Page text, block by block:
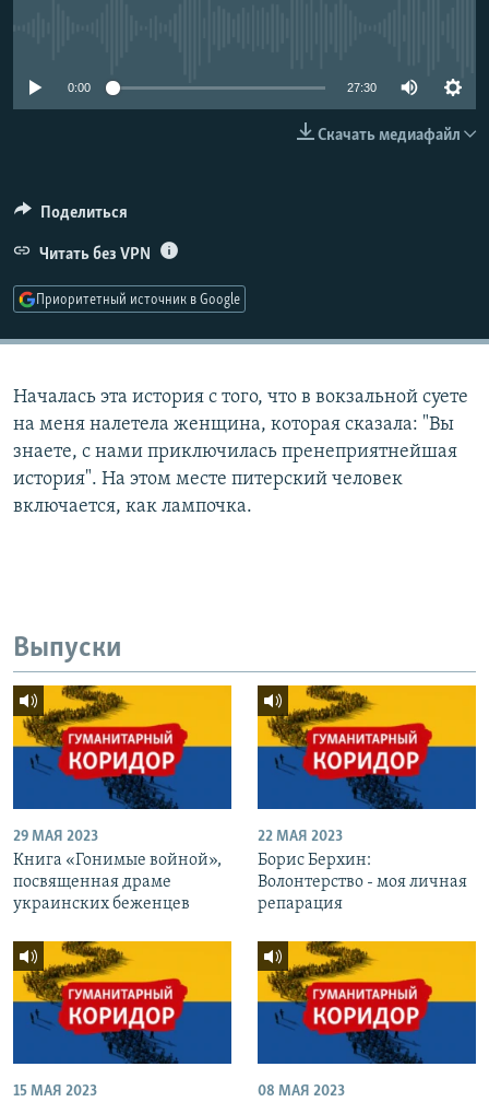
СОЦИАЛЬНЫЕ СЕТИ
Все сайты РСЕ/РС
0:00 27:30
Скачать медиафайл
Поделиться
Читать без VPN
Приоритетный источник в Google
Началась эта история с того, что в вокзальной суете
на меня налетела женщина, которая сказала: "Вы
знаете, с нами приключилась пренеприятнейшая
история". На этом месте питерский человек
включается, как лампочка.
Выпуски
29 МАЯ 2023
Книга «Гонимые войной»,
посвященная драме
украинских беженцев
22 МАЯ 2023
Борис Берхин:
Волонтерство - моя личная
репарация
15 МАЯ 2023 08 МАЯ 2023